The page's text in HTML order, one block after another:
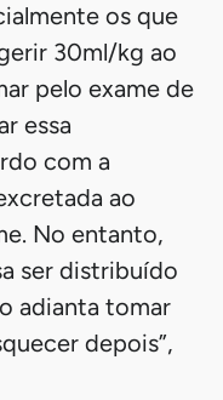
os que
30ml/kg ao
pelo exame de
essa
com a
ao
No entanto,
ser distribuído
adianta tomar
depois”,